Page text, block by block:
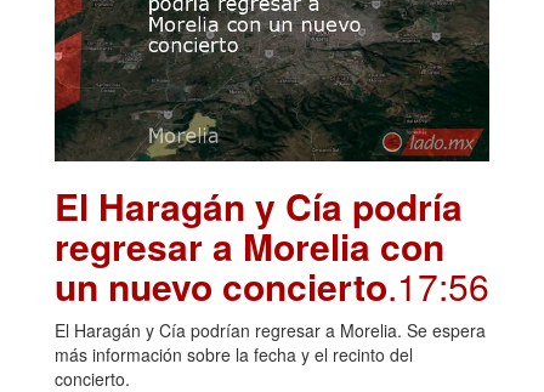
El Haragán y Cía podría
regresar a Morelia con
un nuevo concierto.17:56
El Haragán y Cía podrían regresar a Morelia. Se espera
más información sobre la fecha y el recinto del
concierto.